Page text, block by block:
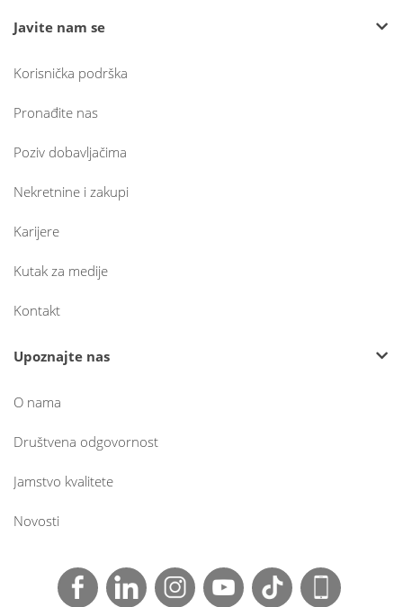
Javite nam se
Korisnička podrška
Pronađite nas
Poziv dobavljačima
Nekretnine i zakupi
Karijere
Kutak za medije
Kontakt
Upoznajte nas
O nama
Društvena odgovornost
Jamstvo kvalitete
Novosti